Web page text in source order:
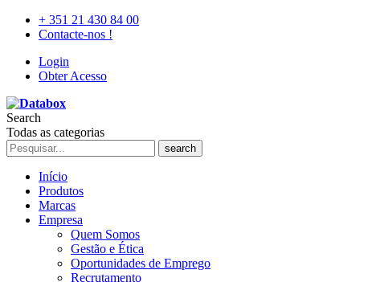
+ 351 21 430 84 00
Contacte-nos !
Login
Obter Acesso
Search
Todas as categorias
search
Início
Produtos
Marcas
Empresa
Quem Somos
Gestão e Ética
Oportunidades de Emprego
Recrutamento